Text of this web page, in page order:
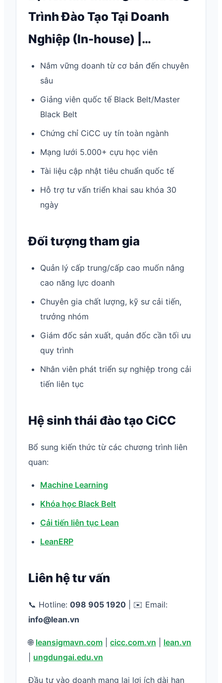
Trình Đào Tạo Tại Doanh
Nghiệp (In-house) |…
Nắm vững doanh từ cơ bản đến chuyên
sâu
Giảng viên quốc tế Black Belt/Master
Black Belt
Chứng chỉ CiCC uy tín toàn ngành
Mạng lưới 5.000+ cựu học viên
Tài liệu cập nhật tiêu chuẩn quốc tế
Hỗ trợ tư vấn triển khai sau khóa 30
ngày
Đối tượng tham gia
Quản lý cấp trung/cấp cao muốn nâng
cao năng lực doanh
Chuyên gia chất lượng, kỹ sư cải tiến,
trưởng nhóm
Giám đốc sản xuất, quản đốc cần tối ưu
quy trình
Nhân viên phát triển sự nghiệp trong cải
tiến liên tục
Hệ sinh thái đào tạo CiCC
Bổ sung kiến thức từ các chương trình liên
quan:
Machine Learning
Khóa học Black Belt
Cải tiến liên tục Lean
LeanERP
Liên hệ tư vấn
📞 Hotline: 098 905 1920 | ✉️ Email:
info@lean.vn
🌐 leansigmavn.com cicc.com.vn
lean.vn
ungdungai.edu.vn
Đầu tư vào doanh mang lại lợi ích dài hạn